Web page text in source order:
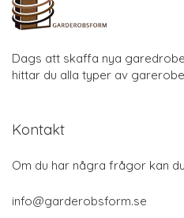
Dags att skaffa nya
hittar du alla typer av
Kontakt
Om du har några frågor kan
info@garderobsform.se